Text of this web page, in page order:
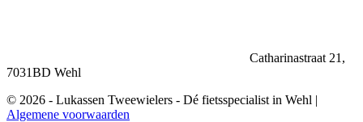
Catharinastraat 21,
7031BD Wehl
© 2026 - Lukassen Tweewielers - Dé fietsspecialist in Wehl |
Algemene voorwaarden